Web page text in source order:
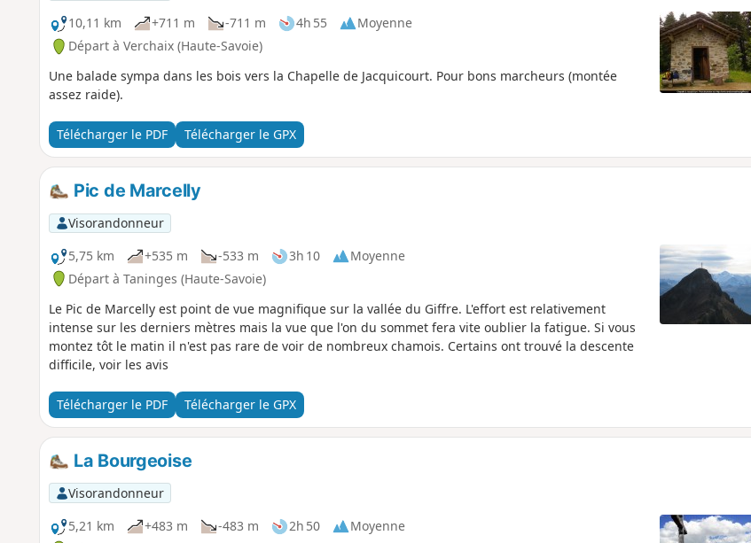
10,11 km
+711 m -711 m 4h 55
Moyenne
Départ à Verchaix (Haute-Savoie)
Une balade sympa dans les bois vers la Chapelle de Jacquicourt. Pour bons marcheurs (montée
assez raide).
Télécharger le PDF Télécharger le GPX
Pic de Marcelly
Visorandonneur
5,75 km
+535 m -533 m 3h 10
Moyenne
Départ à Taninges (Haute-Savoie)
Le Pic de Marcelly est point de vue magnifique sur la vallée du Giffre. L'effort est relativement
intense sur les derniers mètres mais la vue que l'on du sommet fera vite oublier la fatigue. Si vous
montez tôt le matin il n'est pas rare de voir de nombreux chamois. Certains ont trouvé la descente
difficile, voir les avis
Télécharger le PDF Télécharger le GPX
La Bourgeoise
Visorandonneur
5,21 km
+483 m -483 m 2h 50
Moyenne